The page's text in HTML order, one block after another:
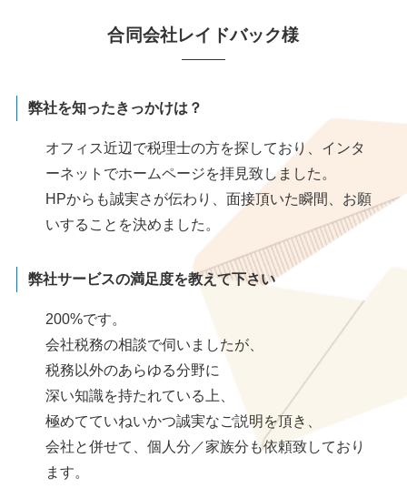
合同会社レイドバック様
弊社を知ったきっかけは？
オフィス近辺で税理士の方を探しており、インタ
ーネットでホームページを拝見致しました。
HPからも誠実さが伝わり、面接頂いた瞬間、お願
いすることを決めました。
弊社サービスの満足度を教えて下さい
200%です。
会社税務の相談で伺いましたが、
税務以外のあらゆる分野に
深い知識を持たれている上、
極めてていねいかつ誠実なご説明を頂き、
会社と併せて、個人分／家族分も依頼致しており
ます。